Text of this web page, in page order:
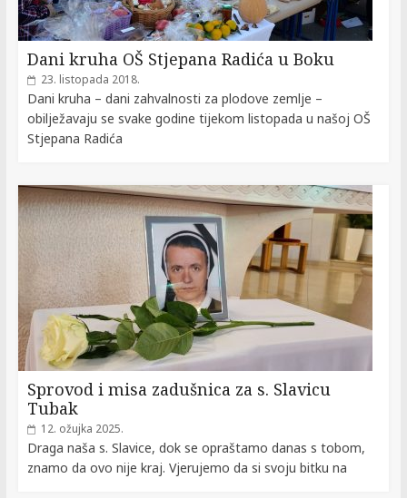
Dani kruha OŠ Stjepana Radića u Boku
23. listopada 2018.
Dani kruha – dani zahvalnosti za plodove zemlje –
obilježavaju se svake godine tijekom listopada u našoj OŠ
Stjepana Radića
Sprovod i misa zadušnica za s. Slavicu
Tubak
12. ožujka 2025.
Draga naša s. Slavice, dok se opraštamo danas s tobom,
znamo da ovo nije kraj. Vjerujemo da si svoju bitku na